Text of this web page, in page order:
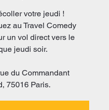
votre jeudi !
au Travel Comedy
un vol direct vers le
jeudi soir.
du Commandant
75016 Paris.